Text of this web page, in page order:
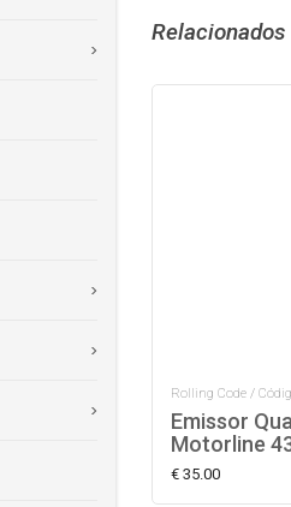
Relacionados
Rolling Code /
Emissor
Motorline
€ 35.00